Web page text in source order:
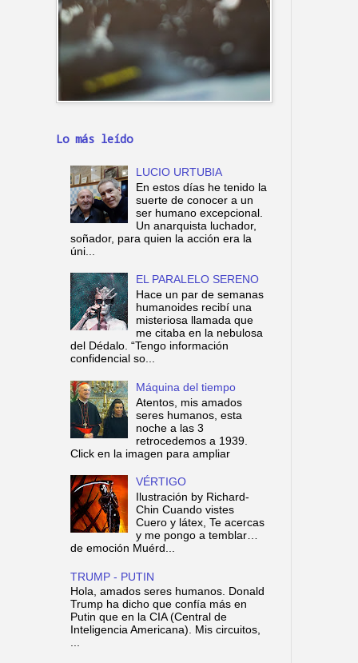
Lo más leído
LUCIO URTUBIA
En estos días he tenido la
suerte de conocer a un
ser humano excepcional.
Un anarquista luchador,
soñador, para quien la acción era la
úni...
EL PARALELO SERENO
Hace un par de semanas
humanoides recibí una
misteriosa llamada que
me citaba en la nebulosa
del Dédalo. “Tengo información
confidencial so...
Máquina del tiempo
Atentos, mis amados
seres humanos, esta
noche a las 3
retrocedemos a 1939.
Click en la imagen para ampliar
VÉRTIGO
Ilustración by Richard-
Chin Cuando vistes
Cuero y látex, Te acercas
y me pongo a temblar…
de emoción Muérd...
TRUMP - PUTIN
Hola, amados seres humanos. Donald
Trump ha dicho que confía más en
Putin que en la CIA (Central de
Inteligencia Americana). Mis circuitos,
...